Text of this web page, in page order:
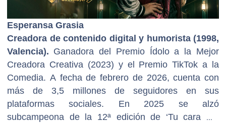
Esperansa Grasia
Creadora de contenido digital y humorista (1998,
Valencia). Ganadora del Premio Ídolo a la Mejor
Creadora Creativa (2023) y el Premio TikTok a la
Comedia. A fecha de febrero de 2026, cuenta con
más de 3,5 millones de seguidores en sus
plataformas sociales. En 2025 se alzó
subcampeona de la 12ª edición de ‘Tu cara me